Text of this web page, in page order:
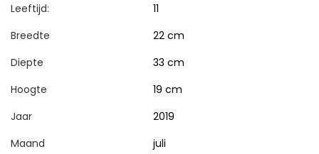
Leeftijd:
11
Breedte
22 cm
Diepte
33 cm
Hoogte
19 cm
Jaar
2019
Maand
juli